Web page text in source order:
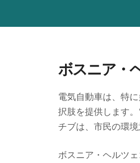
ボスニア・
電気自動車は、特
択肢を提供します
チブは、市民の環
ボスニア・ヘルツ